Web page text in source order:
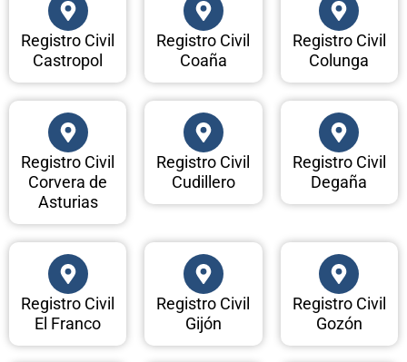
Registro Civil
Castropol
Registro Civil
Coaña
Registro Civil
Colunga
Registro Civil
Corvera de
Asturias
Registro Civil
Cudillero
Registro Civil
Degaña
Registro Civil
El Franco
Registro Civil
Gijón
Registro Civil
Gozón